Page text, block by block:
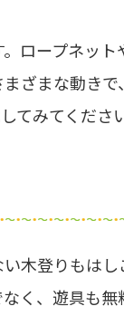
ロープネット
ざまな動きで
てみてくださ
木登りもはし
く、遊具も無